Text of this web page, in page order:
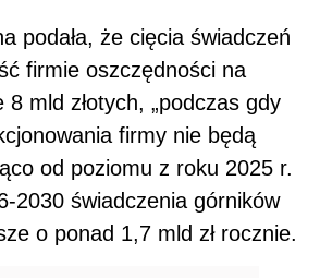
podała, że cięcia świadczeń
firmie oszczędności na
8 mld złotych, „podczas gdy
firmy nie będą
od poziomu z roku 2025 r.
2030 świadczenia górników
o ponad 1,7 mld zł rocznie.